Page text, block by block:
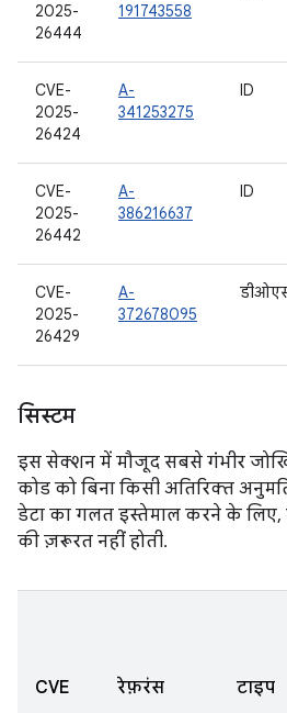
2025-
26444
191743558
CVE-
2025-
26424
A-
341253275
ID
CVE-
2025-
26442
A-
386216637
ID
CVE-
2025-
26429
A-
372678095
सिस्टम
इस सेक्शन में मौजूद सबसे गंभीर
कोड को बिना किसी अतिरिक्त
डेटा का गलत इस्तेमाल करने के लिए,
की ज़रूरत नहीं होती.
CVE रेफ़रंस टाइप